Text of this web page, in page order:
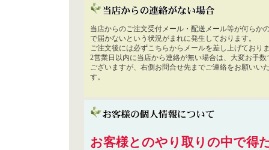
当店からのご注文受付メール・配送メール等が何らか
で届かないという状況がまれに発生しております。
ご注文後には必ずこちらからメールを差し上げており
2営業日以内に当店から連絡が無い場合は、大変お手数
ございますが、右側お問合せ先までご連絡をお願いい
す。
お客様とのやり取りの中で得